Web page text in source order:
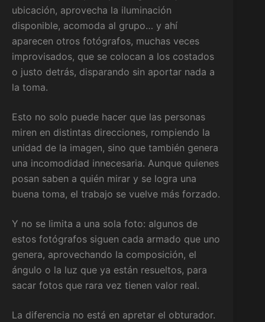
ubicación, aprovecha la iluminación
disponible, acomoda al grupo… y ahí
aparecen otros fotógrafos, muchas veces
improvisados, que se colocan a los costados
o justo detrás, disparando sin aportar nada a
la toma.
Esto no solo puede hacer que las personas
miren en distintas direcciones, rompiendo la
unidad de la imagen, sino que también genera
una incomodidad innecesaria. Aunque quienes
posan saben a quién mirar y se logra una
buena toma, el trabajo se vuelve más forzado.
Y no se limita a una sola foto: algunos de
estos fotógrafos siguen cada armado que uno
genera, aprovechando la composición, el
ángulo o la luz que ya están resueltos, para
sacar fotos que rara vez tienen valor real.
La diferencia no está en apretar el obturador.